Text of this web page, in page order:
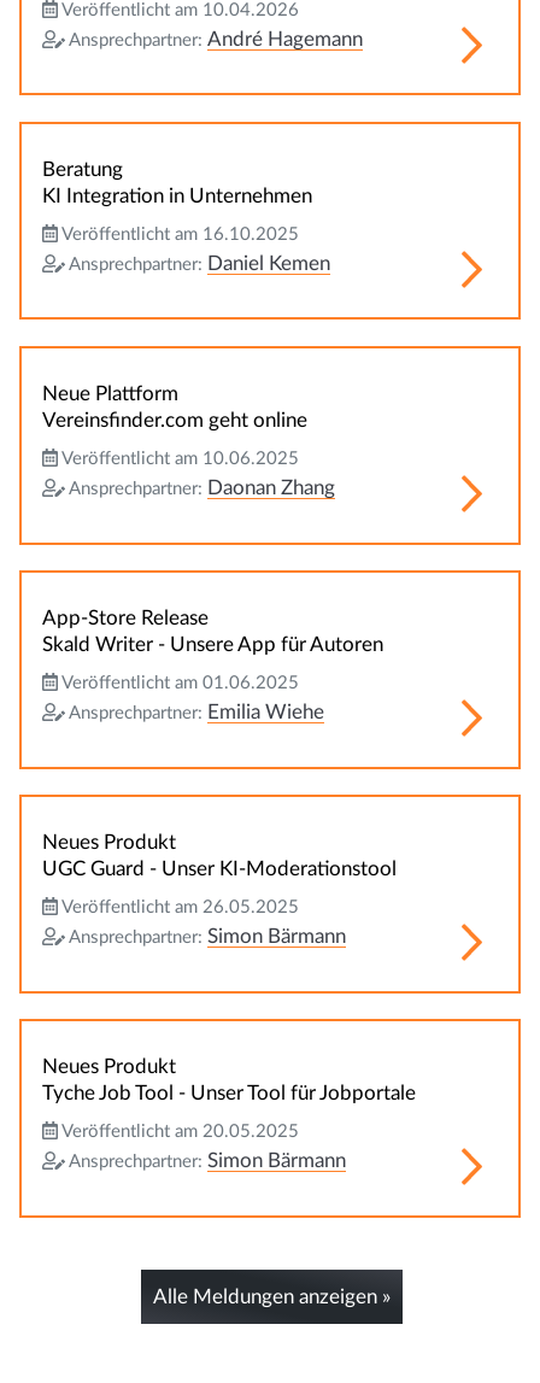
Veröffentlicht am 10.04.2026
Ansprechpartner: André Hagemann
Beratung
KI Integration in Unternehmen
Veröffentlicht am 16.10.2025
Ansprechpartner: Daniel Kemen
Neue Plattform
Vereinsfinder.com geht online
Veröffentlicht am 10.06.2025
Ansprechpartner: Daonan Zhang
App-Store Release
Skald Writer - Unsere App für Autoren
Veröffentlicht am 01.06.2025
Ansprechpartner: Emilia Wiehe
Neues Produkt
UGC Guard - Unser KI-Moderationstool
Veröffentlicht am 26.05.2025
Ansprechpartner: Simon Bärmann
Neues Produkt
Tyche Job Tool - Unser Tool für Jobportale
Veröffentlicht am 20.05.2025
Ansprechpartner: Simon Bärmann
Alle Meldungen anzeigen »